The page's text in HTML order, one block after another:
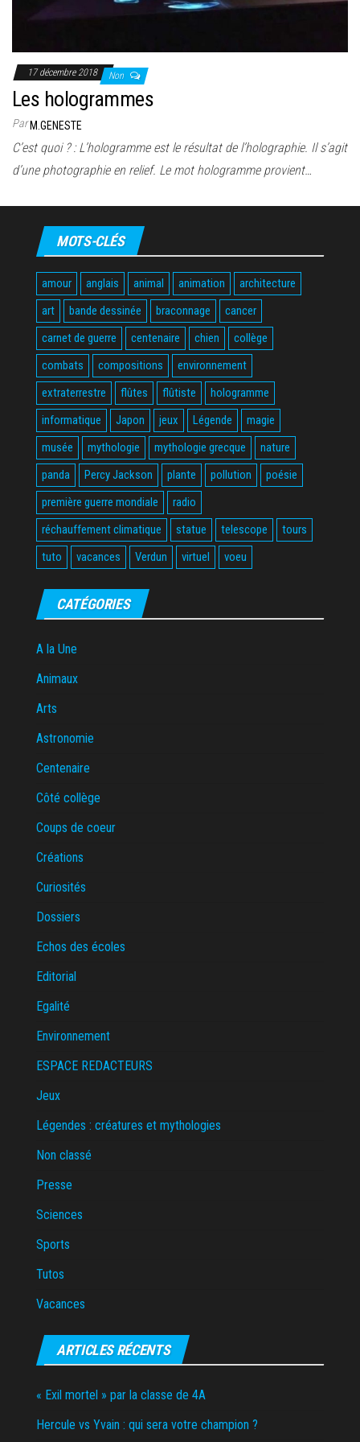
17 décembre 2018 Non
Les hologrammes
ParM.GENESTE
C’est quoi ? : L’hologramme est le résultat de l’holographie. Il s’agit
d’une photographie en relief. Le mot hologramme provient…
MOTS-CLÉS
amour anglais animal animation
architecture
art
bande dessinée braconnage
cancer
carnet de guerre
centenaire chien
collège
combats
compositions
environnement
extraterrestre
flûtes flûtiste
hologramme
informatique
Japon jeux Légende
magie
musée
mythologie mythologie grecque
nature
panda
Percy Jackson plante pollution
poésie
première guerre mondiale
radio
réchauffement climatique
statue telescope
tours
tuto
vacances Verdun virtuel voeu
CATÉGORIES
A la Une
Animaux
Arts
Astronomie
Centenaire
Côté collège
Coups de coeur
Créations
Curiosités
Dossiers
Echos des écoles
Editorial
Egalité
Environnement
ESPACE REDACTEURS
Jeux
Légendes : créatures et mythologies
Non classé
Presse
Sciences
Sports
Tutos
Vacances
ARTICLES RÉCENTS
« Exil mortel » par la classe de 4A
Hercule vs Yvain : qui sera votre champion ?